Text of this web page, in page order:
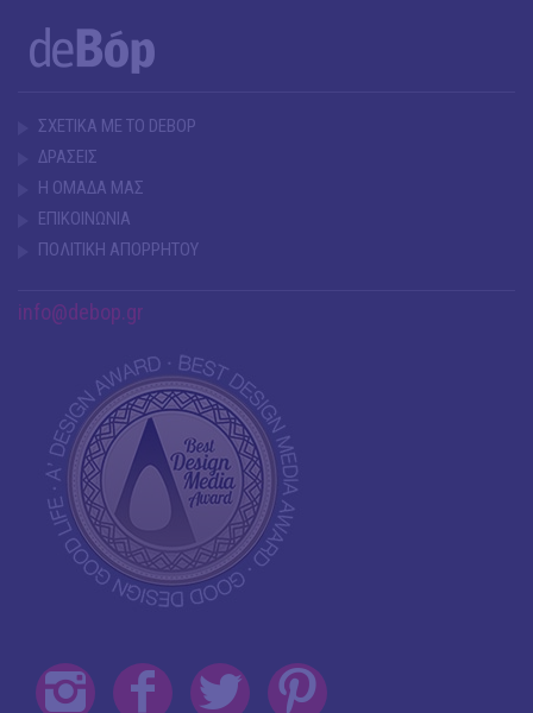
ΣΧΕΤΙΚΑ ΜΕ ΤΟ DEBOP
ΔΡΑΣΕΙΣ
Η ΟΜΑΔΑ ΜΑΣ
ΕΠΙΚΟΙΝΩΝΙΑ
ΠΟΛΙΤΙΚΗ ΑΠΟΡΡΗΤΟΥ
info@debop.gr